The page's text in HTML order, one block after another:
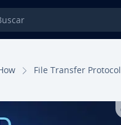
File Transfer Protocol